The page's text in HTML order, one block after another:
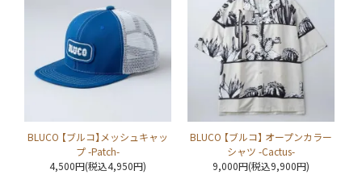
BLUCO 【ブルコ】メッシュキャッ
プ -Patch-
4,500円(税込4,950円)
BLUCO 【ブルコ】 オープンカラー
シャツ -Cactus-
9,000円(税込9,900円)